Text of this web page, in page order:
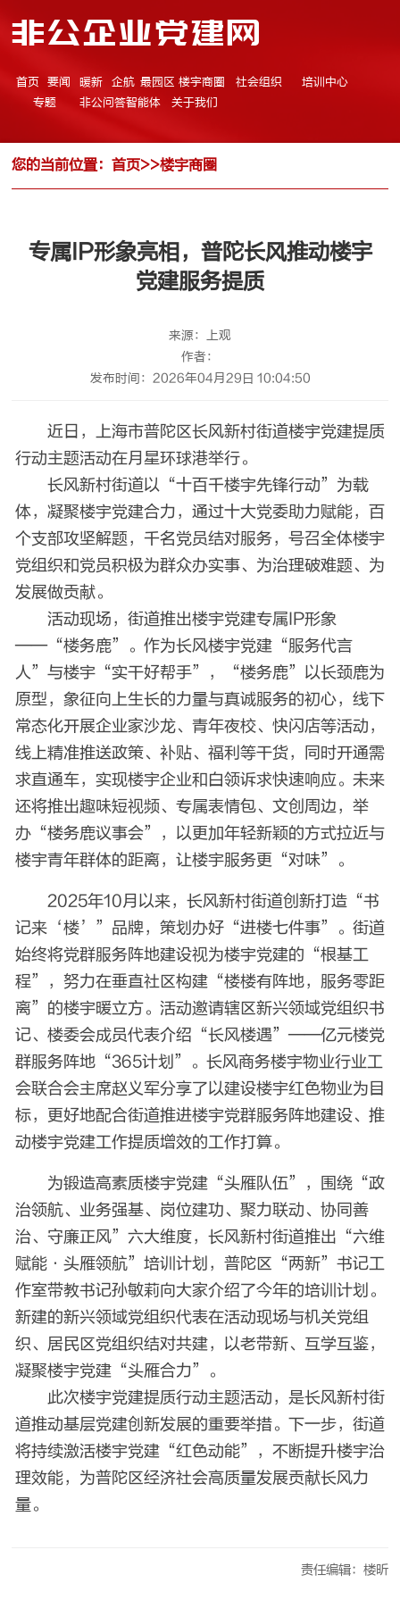
非公企业党建网
首页 要闻 暖新 企航 最园区 楼宇商圈 社会组织
培训中心
专题
非公问答智能体 关于我们
您的当前位置： 首页>>楼宇商圈
专属IP形象亮相，普陀长风推动楼宇
党建服务提质
来源：上观
作者：
发布时间：2026年04月29日 10:04:50
近日，上海市普陀区长风新村街道楼宇党建提质
行动主题活动在月星环球港举行。
长风新村街道以“十百千楼宇先锋行动”为载
体，凝聚楼宇党建合力，通过十大党委助力赋能，百
个支部攻坚解题，千名党员结对服务，号召全体楼宇
党组织和党员积极为群众办实事、为治理破难题、为
发展做贡献。
活动现场，街道推出楼宇党建专属IP形象
——“楼务鹿”。作为长风楼宇党建“服务代言
人”与楼宇“实干好帮手”，“楼务鹿”以长颈鹿为
原型，象征向上生长的力量与真诚服务的初心，线下
常态化开展企业家沙龙、青年夜校、快闪店等活动，
线上精准推送政策、补贴、福利等干货，同时开通需
求直通车，实现楼宇企业和白领诉求快速响应。未来
还将推出趣味短视频、专属表情包、文创周边，举
办“楼务鹿议事会”，以更加年轻新颖的方式拉近与
楼宇青年群体的距离，让楼宇服务更“对味”。
2025年10月以来，长风新村街道创新打造“书
记来‘楼’”品牌，策划办好“进楼七件事”。街道
始终将党群服务阵地建设视为楼宇党建的“根基工
程”，努力在垂直社区构建“楼楼有阵地，服务零距
离”的楼宇暖立方。活动邀请辖区新兴领域党组织书
记、楼委会成员代表介绍“长风楼遇”——亿元楼党
群服务阵地“365计划”。长风商务楼宇物业行业工
会联合会主席赵义军分享了以建设楼宇红色物业为目
标，更好地配合街道推进楼宇党群服务阵地建设、推
动楼宇党建工作提质增效的工作打算。
为锻造高素质楼宇党建“头雁队伍”，围绕“政
治领航、业务强基、岗位建功、聚力联动、协同善
治、守廉正风”六大维度，长风新村街道推出“六维
赋能·头雁领航”培训计划，普陀区“两新”书记工
作室带教书记孙敏莉向大家介绍了今年的培训计划。
新建的新兴领域党组织代表在活动现场与机关党组
织、居民区党组织结对共建，以老带新、互学互鉴，
凝聚楼宇党建“头雁合力”。
此次楼宇党建提质行动主题活动，是长风新村街
道推动基层党建创新发展的重要举措。下一步，街道
将持续激活楼宇党建“红色动能”，不断提升楼宇治
理效能，为普陀区经济社会高质量发展贡献长风力
量。
责任编辑：楼昕